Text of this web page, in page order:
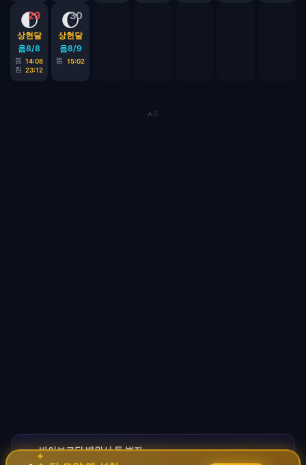
29
🌓
상현달
음8/8
뜸 14:08
짐 23:12
30
🌔
상현달
음8/9
뜸 15:02
AD
🚀바이브코딩 배워서 돈 벌자
코딩 몰라도 AI로 자동화 수익 시스템 구축 · 무료
✦ ✧